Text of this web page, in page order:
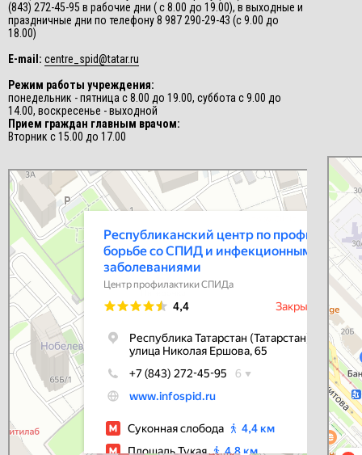
(843) 272-45-95 в рабочие дни ( с 8.00 до 19.00), в выходные и
праздничные дни по телефону 8 987 290-29-43 (с 9.00 до
18.00)
E-mail: centre_spid@tatar.ru
Режим работы учреждения:
понедельник - пятница с 8.00 до 19.00, суббота с 9.00 до
14.00, воскресенье - выходной
Прием граждан главным врачом:
Вторник с 15.00 до 17.00
Республиканский центр по профилактике и борьбе со СПИД и
инфекционными заболеваниями
Центр профилактики СПИДа в Казани
СПИД-
Центр